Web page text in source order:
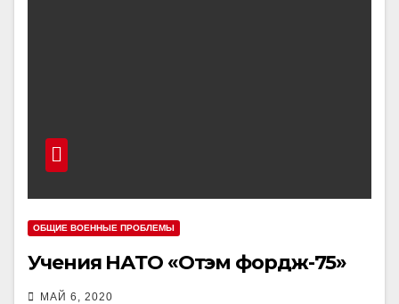
ОБЩИЕ ВОЕННЫЕ ПРОБЛЕМЫ
Учения НАТО «Отэм фордж-75»
МАЙ 6, 2020